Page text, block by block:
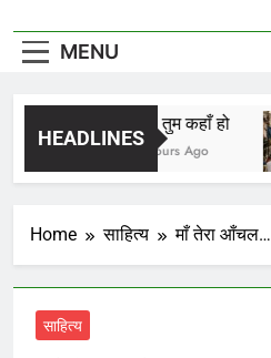
MENU
HEADLINES
मीरा तुम कहाँ हो
8 Hours Ago
Home साहित्य माँ तेरा आँचल…
साहित्य